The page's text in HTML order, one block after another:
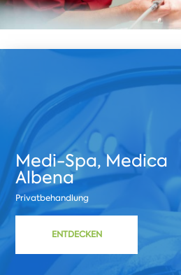
Medi-Spa, Medica
Albena
Privatbehandlung
ENTDECKEN